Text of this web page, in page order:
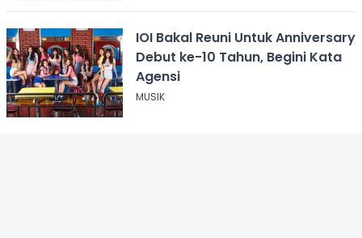
IOI Bakal Reuni Untuk Anniversary
Debut ke-10 Tahun, Begini Kata
Agensi
MUSIK